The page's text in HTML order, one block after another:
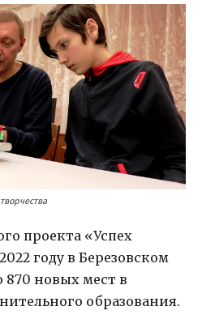
проекта «Успех
году в Березовском
870 новых мест в
образования.